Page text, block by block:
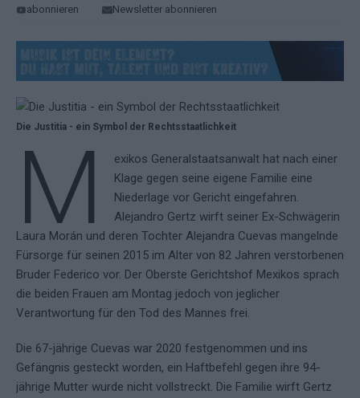
abonnieren
Newsletter abonnieren
Die Justitia - ein Symbol der Rechtsstaatlichkeit
M
exikos Generalstaatsanwalt hat nach einer
Klage gegen seine eigene Familie eine
Niederlage vor Gericht eingefahren.
Alejandro Gertz wirft seiner Ex-Schwägerin
Laura Morán und deren Tochter Alejandra Cuevas mangelnde
Fürsorge für seinen 2015 im Alter von 82 Jahren verstorbenen
Bruder Federico vor. Der Oberste Gerichtshof Mexikos sprach
die beiden Frauen am Montag jedoch von jeglicher
Verantwortung für den Tod des Mannes frei.
Die 67-jährige Cuevas war 2020 festgenommen und ins
Gefängnis gesteckt worden, ein Haftbefehl gegen ihre 94-
jährige Mutter wurde nicht vollstreckt. Die Familie wirft Gertz